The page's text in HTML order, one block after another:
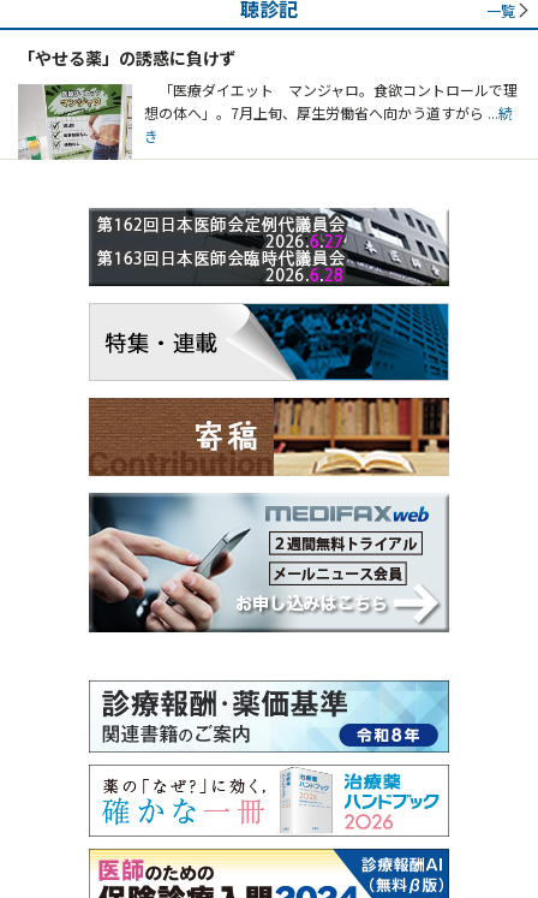
聴診記 一覧
「やせる薬」の誘惑に負けず
「医療ダイエット マンジャロ。食欲コントロールで理
想の体へ」。7月上旬、厚生労働省へ向かう道すがら ...続
き